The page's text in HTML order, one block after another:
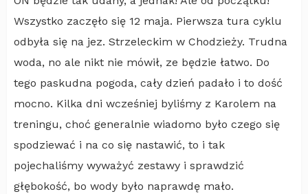
Wszystko zaczęło się 12 maja. Pierwsza tura cyklu
odbyła się na jez. Strzeleckim w Chodzieży. Trudna
woda, no ale nikt nie mówił, ze będzie łatwo. Do
tego paskudna pogoda, cały dzień padało i to dość
mocno. Kilka dni wcześniej byliśmy z Karolem na
treningu, choć generalnie wiadomo było czego się
spodziewać i na co się nastawić, to i tak
pojechaliśmy wyważyć zestawy i sprawdzić
głębokość, bo wody było naprawdę mało.